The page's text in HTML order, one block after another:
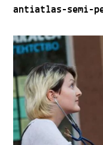
antiatlas-semi-